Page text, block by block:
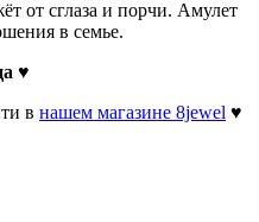
от сглаза и порчи. Амулет
в семье.
♥
в нашем магазине 8jewel ♥